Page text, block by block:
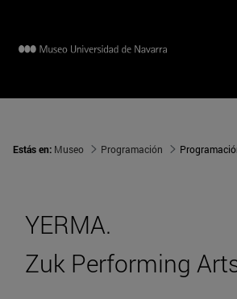
Estás en: Museo Programación
YERMA.
Zuk Performing